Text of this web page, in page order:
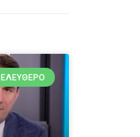
ΕΛΕΎΘΕΡΟ